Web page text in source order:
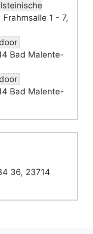
Frahmsalle 1 - 7,
Bad Malente-
Bad Malente-
36, 23714